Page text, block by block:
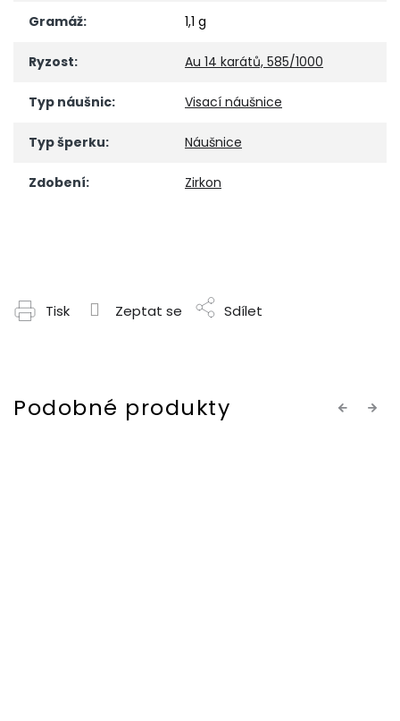
Gramáž: 1,1 g
Ryzost: Au 14 karátů, 585/1000
Typ náušnic: Visací náušnice
Typ šperku: Náušnice
Zdobení: Zirkon
Tisk Zeptat se Sdílet
Previous
Next